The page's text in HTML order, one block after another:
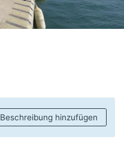
Beschreibung hinzufügen